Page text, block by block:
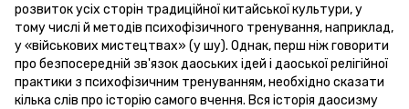
розвиток усіх сторін традиційної китайської культури, у
тому числі й методів психофізичного тренування, наприклад,
у «військових мистецтвах» (у шу). Однак, перш ніж говорити
про безпосередній зв'язок даоських ідей і даоської релігійної
практики з психофізичним тренуванням, необхідно сказати
кілька слів про історію самого вчення. Вся історія даосизму